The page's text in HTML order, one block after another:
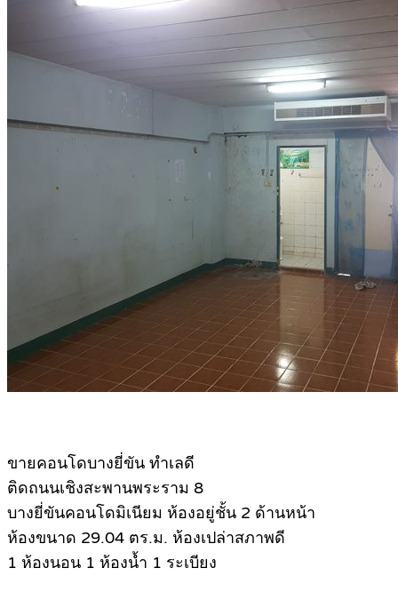
ขายคอนโดบางยี่ขัน ทำเลดี
ติดถนนเชิงสะพานพระราม 8
บางยี่ขันคอนโดมิเนียม ห้องอยู่ชั้น 2 ด้านหน้า
ห้องขนาด 29.04 ตร.ม. ห้องเปล่าสภาพดี
1 ห้องนอน 1 ห้องน้ำ 1 ระเบียง